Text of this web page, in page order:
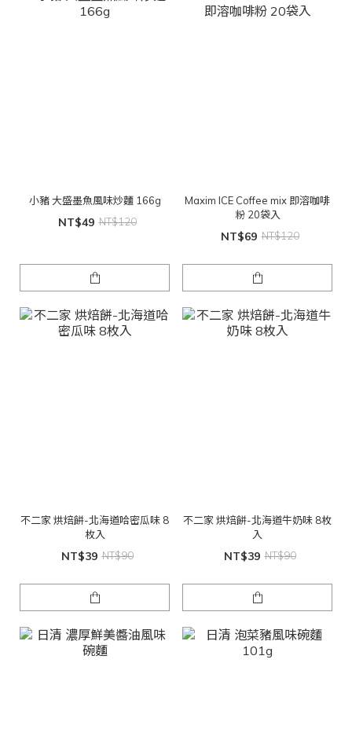
小豬 大盛墨魚風味炒麵 166g
NT$49 NT$120
Maxim ICE Coffee mix 即溶咖啡
粉 20袋入
NT$69 NT$120
不二家 烘焙餅-北海道哈密瓜味 8
枚入
NT$39 NT$90
不二家 烘焙餅-北海道牛奶味 8枚
入
NT$39 NT$90